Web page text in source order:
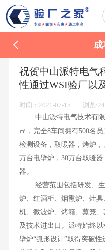
成
祝贺中山派特电气
性通过WSI验厂以
时间：2021-07-15 浏览
中山派特电气技术有限
㎡，完全8车间拥有500名
检测设备，取暖器，烤炉
万台电壁炉，30万台取暖
器。
经营范围包括研发、生
炉、红酒柜、烟熏炉、灶
机、微波炉、烤箱、蒸笼
及技术进出口。派特始终
壁炉“弧形设计”取得突破